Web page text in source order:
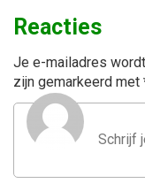
Reacties
Je e-mailadres
zijn gemarkeerd met